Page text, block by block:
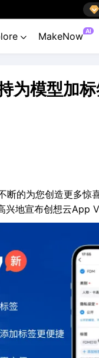

 MakeNow AI
为模型加标
的为您创造更多惊
地宣布创想云App